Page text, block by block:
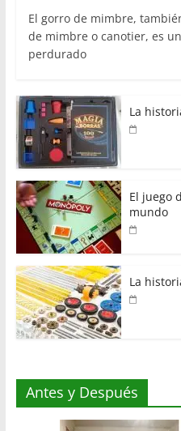
El gorro de mimbre,
de mimbre o canotier, es
perdurado
La
El juego
mundo
La
Antes y Después